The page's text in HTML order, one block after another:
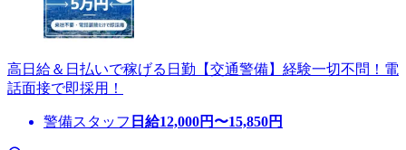
高日給＆日払いで稼げる日勤【交通警備】経験一切不問！電
話面接で即採用！
警備スタッフ 日給12,000円〜15,850円